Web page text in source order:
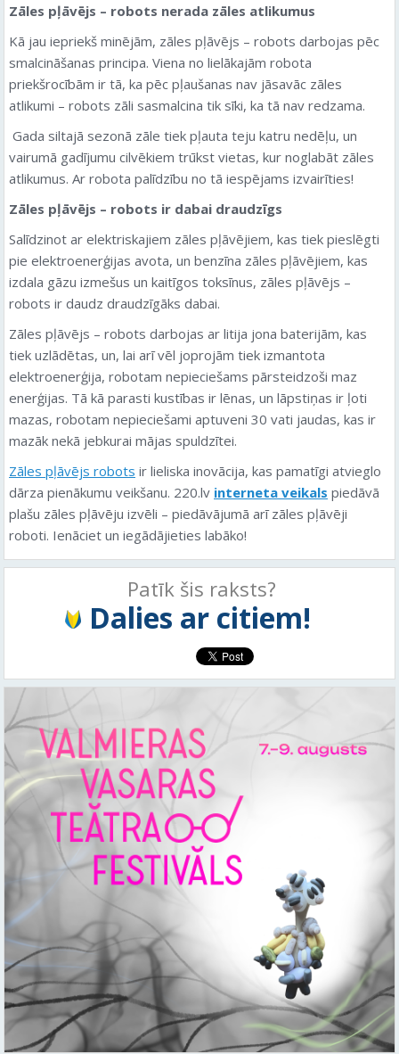
Zāles pļāvējs – robots nerada zāles atlikumus
Kā jau iepriekš minējām, zāles pļāvējs – robots darbojas pēc
smalcināšanas principa. Viena no lielākajām robota
priekšrocībām ir tā, ka pēc pļaušanas nav jāsavāc zāles
atlikumi – robots zāli sasmalcina tik sīki, ka tā nav redzama.
Gada siltajā sezonā zāle tiek pļauta teju katru nedēļu, un
vairumā gadījumu cilvēkiem trūkst vietas, kur noglabāt zāles
atlikumus. Ar robota palīdzību no tā iespējams izvairīties!
Zāles pļāvējs – robots ir dabai draudzīgs
Salīdzinot ar elektriskajiem zāles pļāvējiem, kas tiek pieslēgti
pie elektroenerģijas avota, un benzīna zāles pļāvējiem, kas
izdala gāzu izmešus un kaitīgos toksīnus, zāles pļāvējs –
robots ir daudz draudzīgāks dabai.
Zāles pļāvējs – robots darbojas ar litija jona baterijām, kas
tiek uzlādētas, un, lai arī vēl joprojām tiek izmantota
elektroenerģija, robotam nepieciešams pārsteidzoši maz
enerģijas. Tā kā parasti kustības ir lēnas, un lāpstiņas ir ļoti
mazas, robotam nepieciešami aptuveni 30 vati jaudas, kas ir
mazāk nekā jebkurai mājas spuldzītei.
Zāles pļāvējs robots ir lieliska inovācija, kas pamatīgi atvieglo
dārza pienākumu veikšanu. 220.lv interneta veikals piedāvā
plašu zāles pļāvēju izvēli – piedāvājumā arī zāles pļāvēji
roboti. Ienāciet un iegādājieties labāko!
Patīk šis raksts?
Dalies ar citiem!